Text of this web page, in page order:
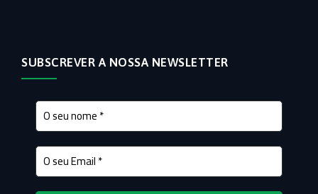
SUBSCREVER A NOSSA NEWSLETTER